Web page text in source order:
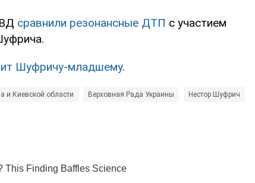
сравнили резонансные ДТП с участием
Шуфричу-младшему.
и Киевской области Верховная Рада Украины Нестор Шуфрич